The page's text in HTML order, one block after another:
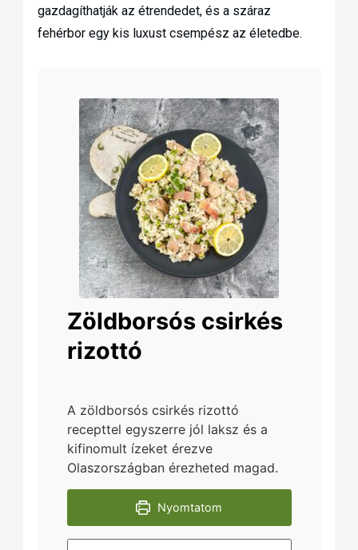
gazdagíthatják az étrendedet, és a száraz
fehérbor egy kis luxust csempész az életedbe.
Zöldborsós csirkés
rizottó
A zöldborsós csirkés rizottó
recepttel egyszerre jól laksz és a
kifinomult ízeket érezve
Olaszországban érezheted magad.
Nyomtatom